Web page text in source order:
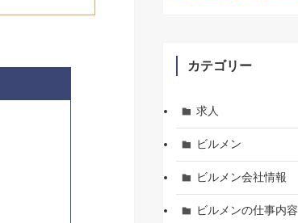
カテゴリー
求人
ビルメン
ビルメン会社情報
ビルメンの仕事内容